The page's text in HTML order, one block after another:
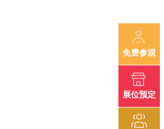
免费参观
展位预定